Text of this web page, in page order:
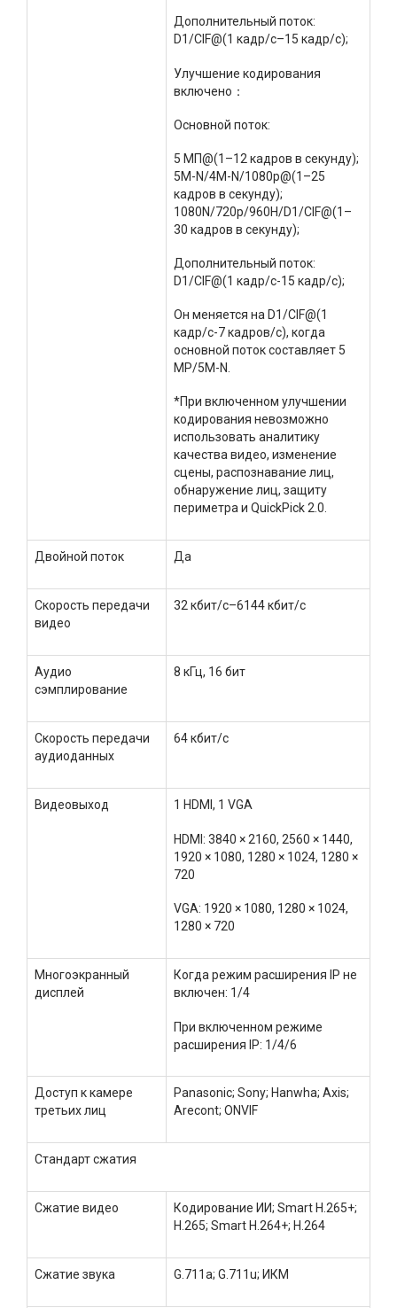
Дополнительный поток:
D1/CIF@(1 кадр/с–15 кадр/с);
Улучшение кодирования
включено：
Основной поток:
5 МП@(1–12 кадров в секунду);
5M-N/4M-N/1080p@(1–25
кадров в секунду);
1080N/720p/960H/D1/CIF@(1–
30 кадров в секунду);
Дополнительный поток:
D1/CIF@(1 кадр/с-15 кадр/с);
Он меняется на D1/CIF@(1
кадр/с-7 кадров/с), когда
основной поток составляет 5
MP/5M-N.
*При включенном улучшении
кодирования невозможно
использовать аналитику
качества видео, изменение
сцены, распознавание лиц,
обнаружение лиц, защиту
периметра и QuickPick 2.0.
Двойной поток Да
Скорость передачи
видео
32 кбит/с–6144 кбит/с
Аудио
сэмплирование
8 кГц, 16 бит
Скорость передачи
аудиоданных
64 кбит/с
Видеовыход 1 HDMI, 1 VGA
HDMI: 3840 × 2160, 2560 × 1440,
1920 × 1080, 1280 × 1024, 1280 ×
720
VGA: 1920 × 1080, 1280 × 1024,
1280 × 720
Многоэкранный
дисплей
Когда режим расширения IP не
включен: 1/4
При включенном режиме
расширения IP: 1/4/6
Доступ к камере
третьих лиц
Panasonic; Sony; Hanwha; Axis;
Arecont; ONVIF
Стандарт сжатия
Сжатие видео
Кодирование ИИ; Smart H.265+;
H.265; Smart H.264+; H.264
Сжатие звука G.711a; G.711u; ИКМ